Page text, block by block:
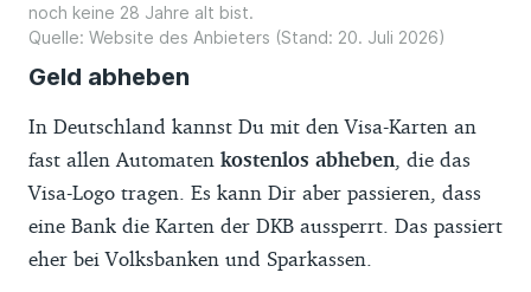
noch keine 28 Jahre alt bist.
Quelle: Website des Anbieters (Stand: 20. Juli 2026)
Geld abheben
In Deutschland kannst Du mit den Visa-Karten an
fast allen Automaten kostenlos abheben, die das
Visa-Logo tragen. Es kann Dir aber passieren, dass
eine Bank die Karten der DKB aussperrt. Das passiert
eher bei Volksbanken und Sparkassen.